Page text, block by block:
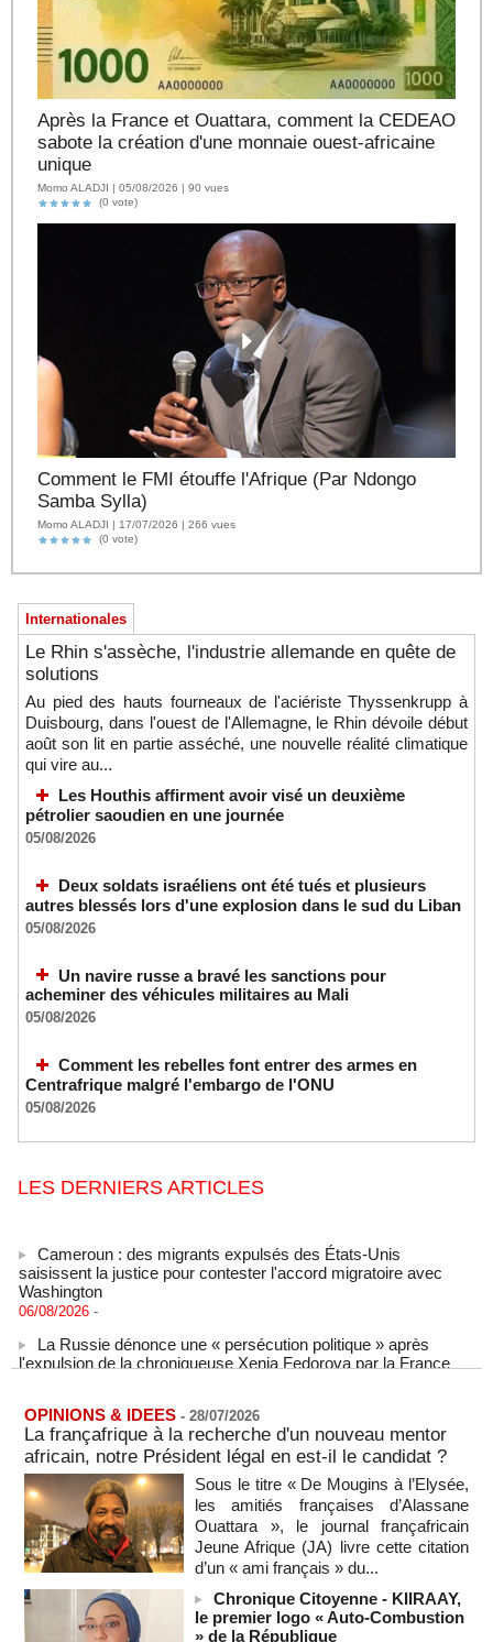
Après la France et Ouattara, comment la CEDEAO
sabote la création d'une monnaie ouest-africaine
unique
Momo ALADJI | 05/08/2026 | 90 vues
(0 vote)
Comment le FMI étouffe l'Afrique (Par Ndongo
Samba Sylla)
Momo ALADJI | 17/07/2026 | 266 vues
(0 vote)
Internationales
Le Rhin s'assèche, l'industrie allemande en quête de
solutions
Au pied des hauts fourneaux de l'aciériste Thyssenkrupp à
Duisbourg, dans l'ouest de l'Allemagne, le Rhin dévoile début
août son lit en partie asséché, une nouvelle réalité climatique
qui vire au...
Les Houthis affirment avoir visé un deuxième
pétrolier saoudien en une journée
05/08/2026
Deux soldats israéliens ont été tués et plusieurs
autres blessés lors d'une explosion dans le sud du Liban
05/08/2026
Un navire russe a bravé les sanctions pour
acheminer des véhicules militaires au Mali
05/08/2026
Comment les rebelles font entrer des armes en
Centrafrique malgré l'embargo de l'ONU
05/08/2026
LES DERNIERS ARTICLES
saisissent la justice pour contester l'accord migratoire avec
Washington
06/08/2026 -
l'expulsion de la chroniqueuse Xenia Fedorova par la France
06/08/2026 -
solutions
06/08/2026 -
La Corée du Nord a tiré un missile balistique en direction de
la mer du Japon, selon l'armée sud-coréenne
06/08/2026 -
Sénégal - Une revue de presse du 6 août 2026 (IA)
06/08/2026 -
SENEGAL - Les Unes de la presse quotidienne du 6 août
06/08/2026 -MOMO ALADJI
OPINIONS & IDEES - 28/07/2026
La françafrique à la recherche d'un nouveau mentor
africain, notre Président légal en est-il le candidat ?
Sous le titre « De Mougins à l’Elysée,
les amitiés françaises d’Alassane
Ouattara », le journal françafricain
Jeune Afrique (JA) livre cette citation
d’un « ami français » du...
Chronique Citoyenne - KIIRAAY,
le premier logo « Auto-Combustion
» de la République